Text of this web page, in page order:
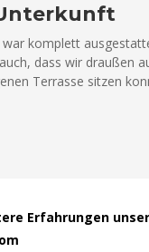
war komplett
dass wir draußen
Terrasse sitzen
Erfahrungen